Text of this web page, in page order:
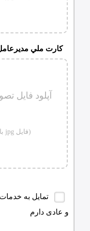
آپلود فایل
(فایل jpg با کیفیت تا حداکثر 10MB)
كارت ملي
تمایل به
و عادی دارم